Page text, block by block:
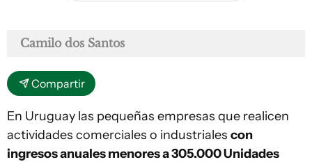
Camilo dos Santos
Compartir
En Uruguay las pequeñas empresas que realicen
actividades comerciales o industriales con
ingresos anuales menores a 305.000 Unidades